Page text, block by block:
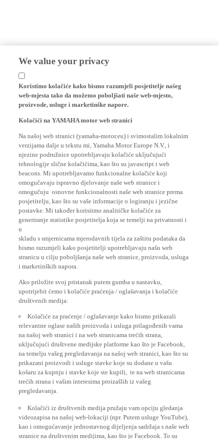
We value your privacy
Koristimo kolačiće kako bismo razumjeli posjetitelje našeg
web-mjesta tako da možemo poboljšati naše web-mjesto,
proizvode, usluge i marketinške napore.
Kolačići na YAMAHA motor web stranici
Na našoj web stranici (yamaha-motor.eu) i svimostalim lokalnim
verzijama dalje u tekstu mi, Yamaha Motor Europe N.V., i
njezine podružnice upotrebljavaju kolačiće uključujući
tehnologije slične kolačićima, kao što su javascript i web
beacons. Mi upotrebljavamo funkcionalne kolačiće koji
omogučavaju ispravno djelovanje naše web stranice i
omogučuju osnovne funkcionalnosti naše web stranice prema
posjetitelju, kao što su vaše informacije o logiranju i jezične
postavke. Mi također korisitmo analitičke kolačiće za
generiranje statistike posjetitelja koja se temelji na privatnosti i
u
skladu s smjernicama mjerodavnih tijela za zaštitu podataka da
bismo razumjeli kako posjetitelji upotrebljavaju našu web
stranicu u cilju poboljšanja naše web stranice, proizvoda, usluga
i marketinških napora.
Ako priložite svoj pristanak putem gumba u nastavku,
upotrijebit ćemo i kolačiće praćenja / oglašavanja i kolačiće
društvenih medija:
Kolačiće za praćenje / oglašavanje kako bismo prikazali
relevantne oglase naših proizvoda i usluga prilagođenih vama
na našoj web stranici i na web stranicama trećih strana,
uključujući društvene medijske platforme kao što je Facebook,
na temelju vašeg pregledavanja na našoj web stranici, kao što su
prikazani proizvodi i usluge stavke koje su dodane u vašu
košaru za kupnju i stavke koje ste kupili, te na web stranicama
trećih strana i vašim interesima proizašlih iz vašeg
pregledavanja.
Kolačići iz društvenih medija pružaju vam opciju gledanja
videozapisa na našoj web-lokaciji (npr. Putem usluge YouTube),
kao i omogućavanje jednostavnog dijeljenja sadržaja s naše web
stranice na društvenim medijima, kao što je Facebook. To su